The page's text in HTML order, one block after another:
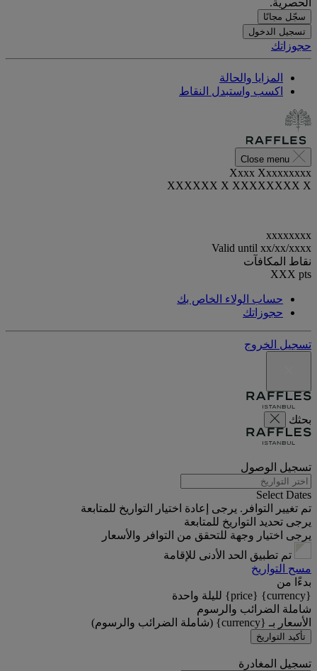
سجّل مجانًا
تسجيل الدخول
حجوزاتك
المزايا والحالة
اكسب واستبدل النقاط
Close menu
Xxxx Xxxxxxxxx
XXXXXX X XXXXXXXX X
xxxxxxxx
Valid until xx/xx/xxxx
نقاط المكافآت
XXX pts
حساب الولاء الخاص بك
حجوزاتك
تسجيل الخروج
بحثك
تسجيل الوصول
Select Dates
تم تغيير التوافر. يرجى إعادة اختيار التواريخ للمتابعة
يرجى تحديد التواريخ للمتابعة
يرجى اختيار وجهة للتحقق من التوافر والأسعار
تم تطبيق الحد الأدنى للإقامة
مسح التواريخ
بدءًا من
{currency} {price} لليلة واحدة
شاملة الضرائب والرسوم
الأسعار بـ {currency} (شاملة الضرائب والرسوم)
تأكيد التواريخ
تسجيل المغادرة